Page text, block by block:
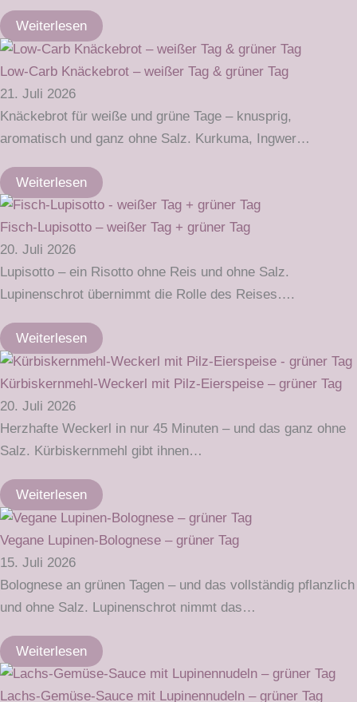
Weiterlesen
Low-Carb Knäckebrot – weißer Tag & grüner Tag
21. Juli 2026
Knäckebrot für weiße und grüne Tage – knusprig,
aromatisch und ganz ohne Salz. Kurkuma, Ingwer…
Weiterlesen
Fisch-Lupisotto – weißer Tag + grüner Tag
20. Juli 2026
Lupisotto – ein Risotto ohne Reis und ohne Salz.
Lupinenschrot übernimmt die Rolle des Reises….
Weiterlesen
Kürbiskernmehl-Weckerl mit Pilz-Eierspeise – grüner Tag
20. Juli 2026
Herzhafte Weckerl in nur 45 Minuten – und das ganz ohne
Salz. Kürbiskernmehl gibt ihnen…
Weiterlesen
Vegane Lupinen-Bolognese – grüner Tag
15. Juli 2026
Bolognese an grünen Tagen – und das vollständig pflanzlich
und ohne Salz. Lupinenschrot nimmt das…
Weiterlesen
Lachs-Gemüse-Sauce mit Lupinennudeln – grüner Tag